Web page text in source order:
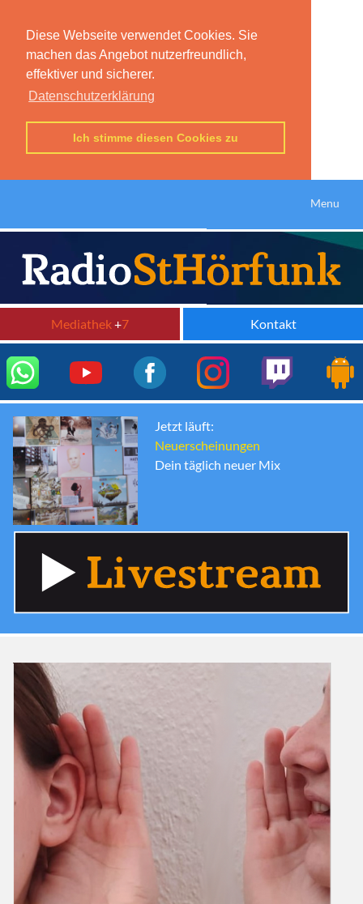
Diese Webseite verwendet Cookies. Sie
machen das Angebot nutzerfreundlich,
effektiver und sicherer.
Datenschutzerklärung
Ich stimme diesen Cookies zu
Menu
Mediathek+7 Kontakt
Jetzt läuft:
Neuerscheinungen
Dein täglich neuer Mix